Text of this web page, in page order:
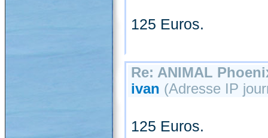
125 Euros.
Re: ANIMAL
ivan (Adresse IP
125 Euros.